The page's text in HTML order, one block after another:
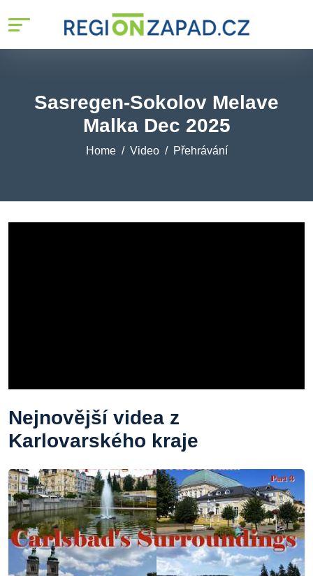
Sasregen-Sokolov Melave
Malka Dec 2025
Home Video Přehrávání
Nejnovější videa z
Karlovarského kraje